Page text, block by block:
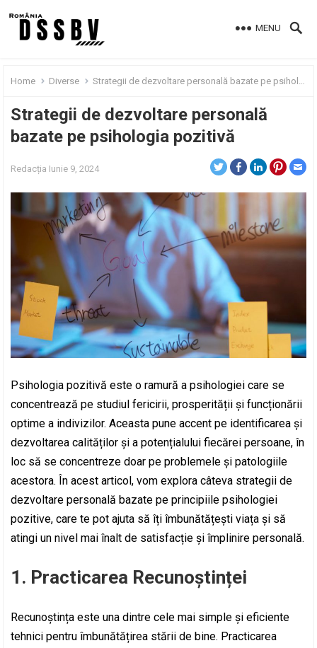
MENU
Home Diverse Strategii de dezvoltare personală bazate pe psihologia pozitivă
Strategii de dezvoltare personală
bazate pe psihologia pozitivă
Redacția Iunie 9, 2024
Psihologia pozitivă este o ramură a psihologiei care se
concentrează pe studiul fericirii, prosperității și funcționării
optime a indivizilor. Aceasta pune accent pe identificarea și
dezvoltarea calităților și a potențialului fiecărei persoane, în
loc să se concentreze doar pe problemele și patologiile
acestora. În acest articol, vom explora câteva strategii de
dezvoltare personală bazate pe principiile psihologiei
pozitive, care te pot ajuta să îți îmbunătățești viața și să
atingi un nivel mai înalt de satisfacție și împlinire personală.
1. Practicarea Recunoștinței
Recunoștința este una dintre cele mai simple și eficiente
tehnici pentru îmbunătățirea stării de bine. Practicarea